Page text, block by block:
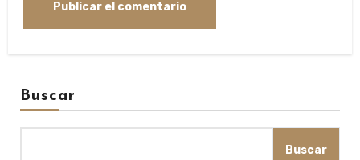
Buscar
Buscar